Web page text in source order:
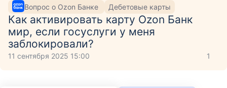
Вопрос о Ozon Банке Дебетовые карты
Как активировать карту Ozon Банк
мир, если госуслуги у меня
заблокировали?
11 сентября 2025 15:00 1